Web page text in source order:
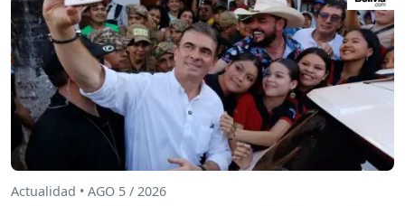
Actualidad • AGO 5 / 2026